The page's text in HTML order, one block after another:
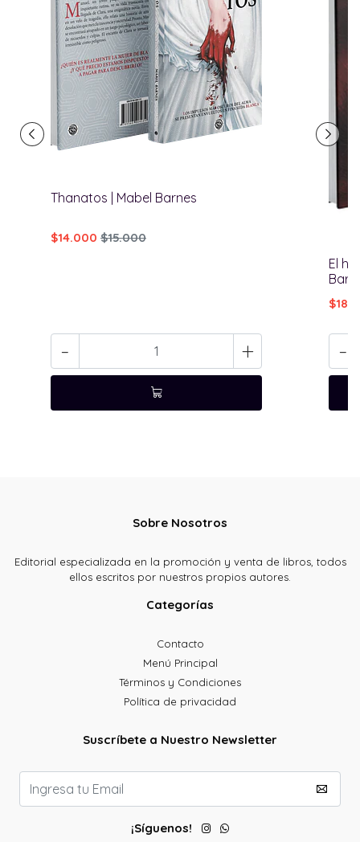
Thanatos | Mabel Barnes
$14.000 $15.000
- +
El
-
Sobre Nosotros
Editorial especializada en la promoción y venta de libros, todos
ellos escritos por nuestros propios autores.
Categorías
Contacto
Menú Principal
Términos y Condiciones
Política de privacidad
Suscríbete a Nuestro Newsletter
¡Síguenos!